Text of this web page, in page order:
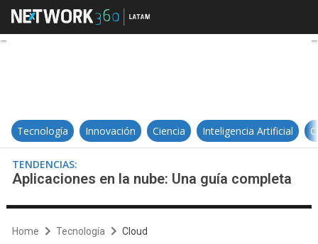
Aplicaciones en la nube: Una
Tecnología Innovación Ciencia Inteligencia Artificial
TENDENCIAS:
Aplicaciones en la nube: Una guía completa
Home Tecnología Cloud